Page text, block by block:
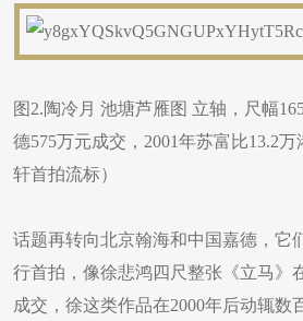
图2.陶冷月 池塘芦雁图 立轴，尺幅
德575万元成交，2001年苏富比13.2
轩首拍流标）
话题再转向北京翰海和中国嘉德，它
行首拍，像徐悲鸿四尺整张《立马》
成交，徐这类作品在2000年后动辄数